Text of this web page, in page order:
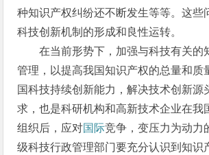
种知识产权纠纷还不断发生等等。这些
科技创新机制的形成和良性运转。
在当前形势下，加强与科技有关的
管理，以提高我国知识产权的总量和质
国科技持续创新能力，解决技术创新源
求，也是科研机构和高新技术企业在我
组织后，应对国际竞争，变压力为动力
级科技行政管理部门要充分认识到知识